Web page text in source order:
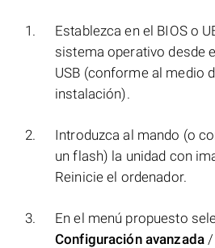
Establezca en el BIOS o
sistema operativo desde
USB (conforme al medio
instalación).
Introduzca al mando (o
un flash) la unidad con
Reinicie el ordenador.
En el menú propuesto
Configuración avanzada/